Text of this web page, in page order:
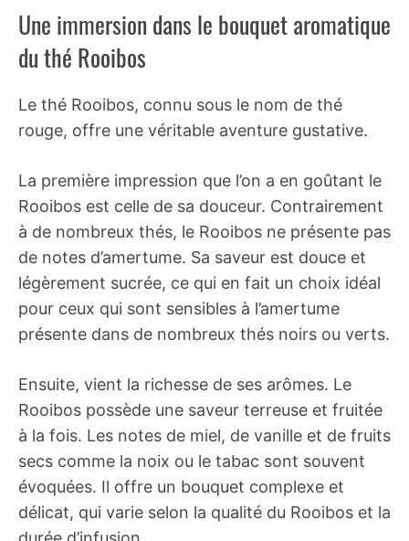
Une immersion dans le bouquet aromatique
du thé Rooibos
Le thé Rooibos, connu sous le nom de thé
rouge, offre une véritable aventure gustative.
La première impression que l’on a en goûtant le
Rooibos est celle de sa douceur. Contrairement
à de nombreux thés, le Rooibos ne présente pas
de notes d’amertume. Sa saveur est douce et
légèrement sucrée, ce qui en fait un choix idéal
pour ceux qui sont sensibles à l’amertume
présente dans de nombreux thés noirs ou verts.
Ensuite, vient la richesse de ses arômes. Le
Rooibos possède une saveur terreuse et fruitée
à la fois. Les notes de miel, de vanille et de fruits
secs comme la noix ou le tabac sont souvent
évoquées. Il offre un bouquet complexe et
délicat, qui varie selon la qualité du Rooibos et la